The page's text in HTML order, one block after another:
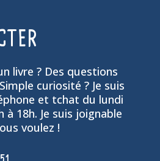
livre ? Des questions
curiosité ? Je suis
et tchat du lundi
à 18h. Je suis joignable
voulez !